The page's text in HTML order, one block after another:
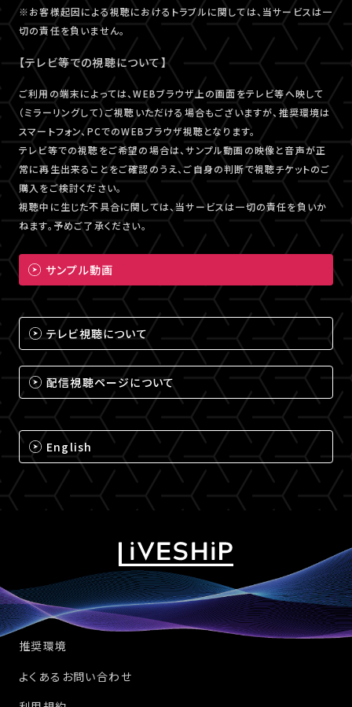
※お客様起因による視聴におけるトラブルに関しては、当サービスは一
切の責任を負いません。
【テレビ等での視聴について】
ご利用の端末によっては、WEBブラウザ上の画面をテレビ等へ映して
（ミラーリングして）ご視聴いただける場合もございますが、推奨環境は
スマートフォン、PCでのWEBブラウザ視聴となります。
テレビ等での視聴をご希望の場合は、サンプル動画の映像と音声が正
常に再生出来ることをご確認のうえ、ご自身の判断で視聴チケットのご
購入をご検討ください。
視聴中に生じた不具合に関しては、当サービスは一切の責任を負いか
ねます。予めご了承ください。
サンプル動画
テレビ視聴について
配信視聴ページについて
English
推奨環境
よくあるお問い合わせ